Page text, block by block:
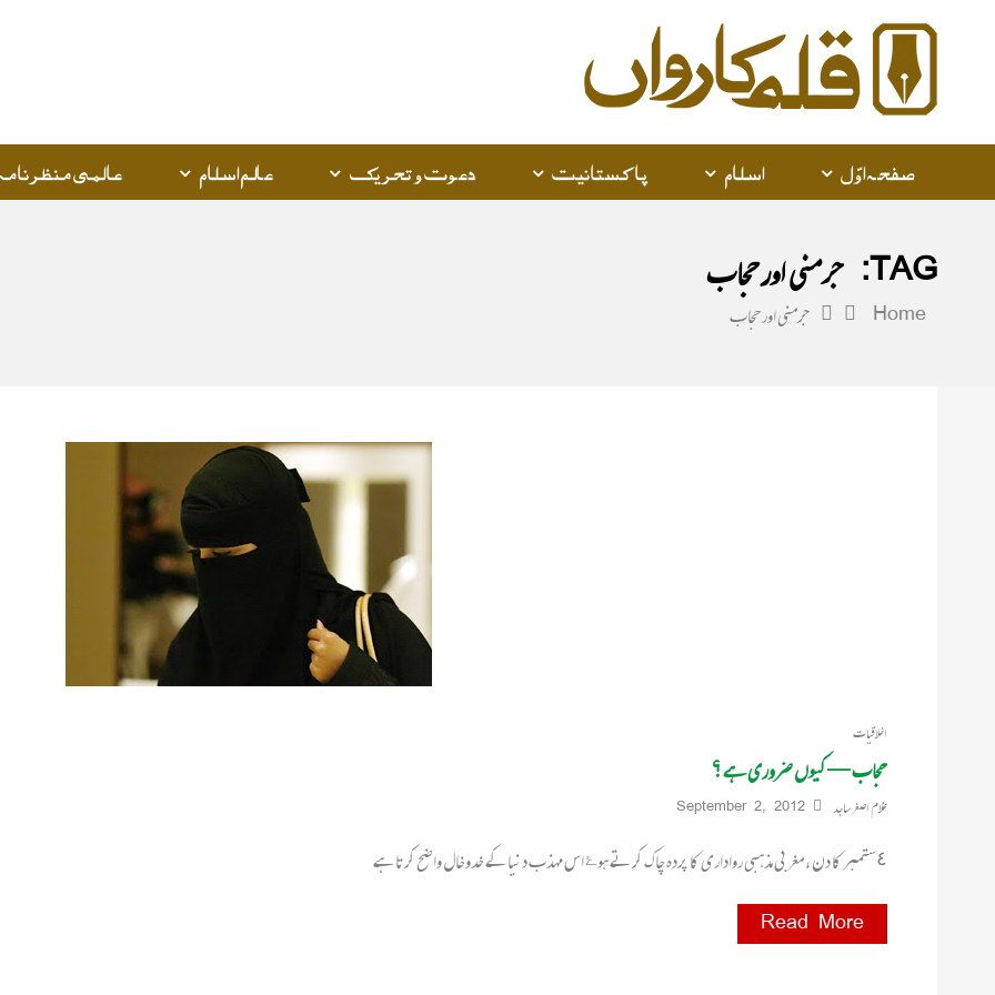
Karwan
صفحہ اوّل اسلام پاکستانیت دعوت و تحریک عالم اسلام عالمی
TAG: جرمنی اور حجاب
Home جرمنی اور حجاب
اخلاقیات
حجاب — کیوں ضروری ہے ؟
غلام اصغر ساجد September 2, 2012
٤ستمبر کا دن ، مغربی مذہبی رواداری کا پردہ چاک کرتے ہوۓ اس مہذب دنیا کے خدوخال واضح کرتا ہے
Read More